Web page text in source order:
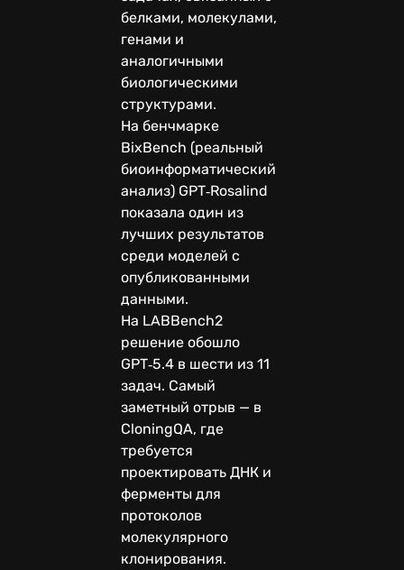
белками, молекулами,
генами и
аналогичными
биологическими
структурами.
На бенчмарке
BixBench (реальный
биоинформатический
анализ) GPT‑Rosalind
показала один из
лучших результатов
среди моделей с
опубликованными
данными.
На LABBench2
решение обошло
GPT‑5.4 в шести из 11
задач. Самый
заметный отрыв — в
CloningQA, где
требуется
проектировать ДНК и
ферменты для
протоколов
молекулярного
клонирования.